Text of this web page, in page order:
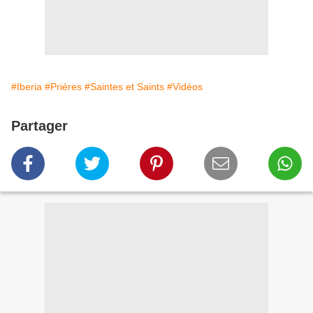
#Iberia #Prières #Saintes et Saints #Vidéos
Partager